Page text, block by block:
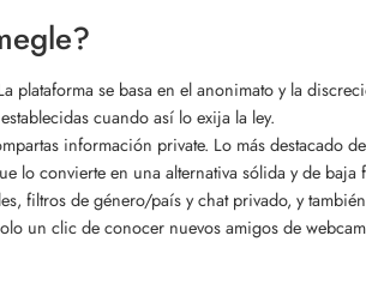
plataforma se basa en el anonimato y la
cuando así lo exija la ley.
información private. Lo más destacado
lo convierte en una alternativa sólida y de baja
filtros de género/país y chat privado, y
un clic de conocer nuevos amigos de